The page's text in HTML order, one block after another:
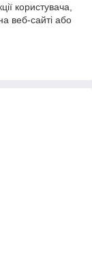
користувача,
веб-сайті або